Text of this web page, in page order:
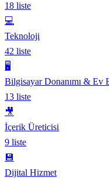
18 liste
💻
Teknoloji
42 liste
🖥️
Bilgisayar Donanımı & Ev
13 liste
🎥
İçerik Üreticisi
9 liste
💾
Dijital Hizmet